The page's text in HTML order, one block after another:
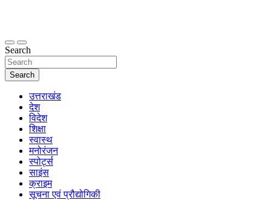
thetoptennews.com
Search
Search
उत्तराखंड
देश
विदेश
शिक्षा
स्वास्थ
मनोरंजन
स्पोर्ट्स
साइंस
क्राइम
सूचना एवं प्रौद्योगिकी